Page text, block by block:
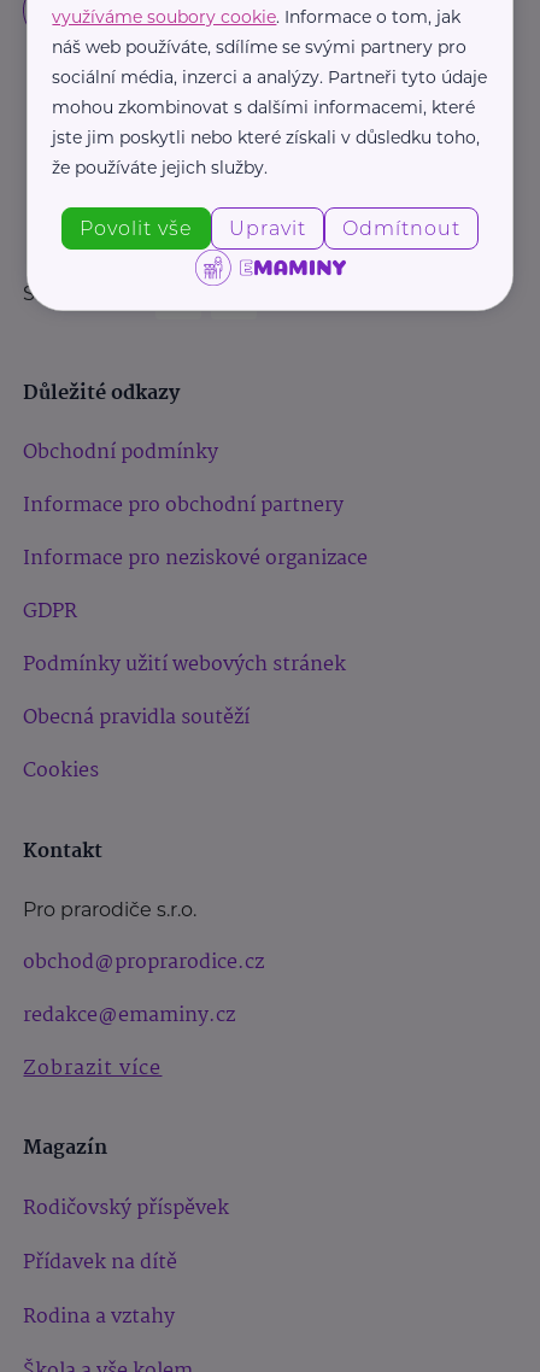
Sledujte nás:
Důležité odkazy
Obchodní podmínky
Informace pro obchodní partnery
Informace pro neziskové organizace
GDPR
Podmínky užití webových stránek
Obecná pravidla soutěží
Cookies
Kontakt
Pro prarodiče s.r.o.
obchod@proprarodice.cz
redakce@emaminy.cz
Zobrazit více
Magazín
Rodičovský příspěvek
Přídavek na dítě
Rodina a vztahy
využíváme soubory cookie. Informace o tom, jak
náš web používáte, sdílíme se svými partnery pro
sociální média, inzerci a analýzy. Partneři tyto údaje
mohou zkombinovat s dalšími informacemi, které
jste jim poskytli nebo které získali v důsledku toho,
že používáte jejich služby.
Povolit vše Upravit Odmítnout